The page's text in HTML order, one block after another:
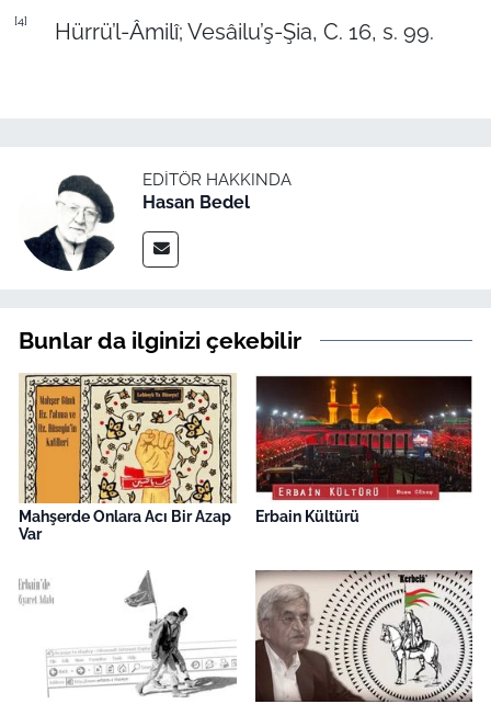
[4] Hürrü’l-Âmilî; Vesâilu’ş-Şia, C. 16, s. 99.
EDITÖR HAKKINDA
Hasan Bedel
Bunlar da ilginizi çekebilir
Mahşerde Onlara Acı Bir Azap
Var
Erbain Kültürü